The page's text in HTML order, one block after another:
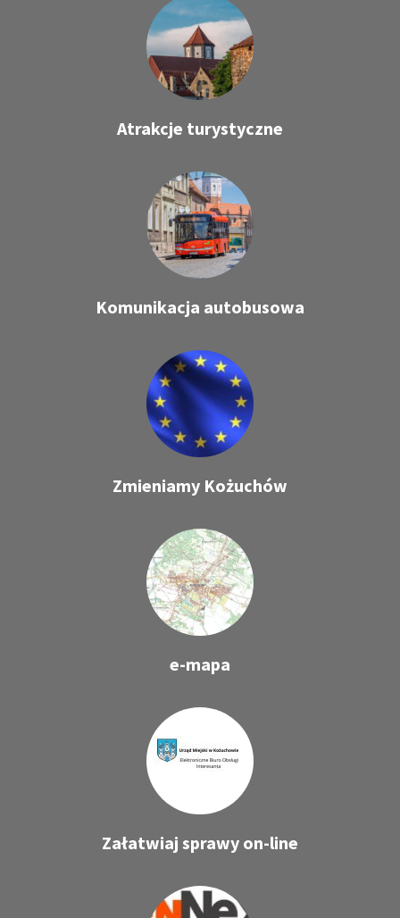
Atrakcje turystyczne
Komunikacja autobusowa
Zmieniamy Kożuchów
e-mapa
Załatwiaj sprawy on-line